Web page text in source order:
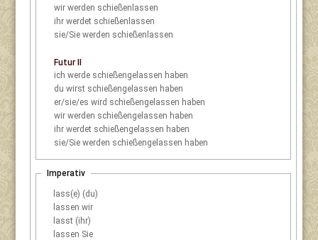
wir werden schießenlassen
ihr werdet schießenlassen
sie/Sie werden schießenlassen
Futur II
ich werde schießengelassen haben
du wirst schießengelassen haben
er/sie/es wird schießengelassen haben
wir werden schießengelassen haben
ihr werdet schießengelassen haben
sie/Sie werden schießengelassen haben
Imperativ
lass(e) (du)
lassen wir
lasst (ihr)
lassen Sie